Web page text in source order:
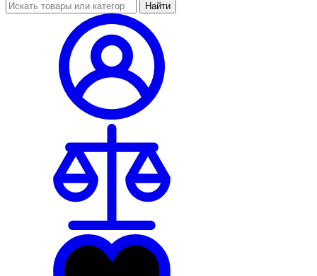
Найти